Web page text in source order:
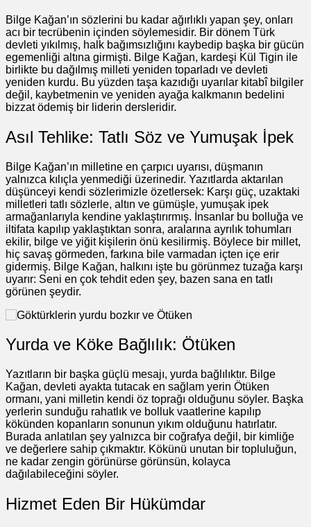
Bilge Kağan’ın sözlerini bu kadar ağırlıklı yapan şey, onları
acı bir tecrübenin içinden söylemesidir. Bir dönem Türk
devleti yıkılmış, halk bağımsızlığını kaybedip başka bir gücün
egemenliği altına girmişti. Bilge Kağan, kardeşi Kül Tigin ile
birlikte bu dağılmış milleti yeniden toparladı ve devleti
yeniden kurdu. Bu yüzden taşa kazıdığı uyarılar kitabî bilgiler
değil, kaybetmenin ve yeniden ayağa kalkmanın bedelini
bizzat ödemiş bir liderin dersleridir.
Asıl Tehlike: Tatlı Söz ve Yumuşak İpek
Bilge Kağan’ın milletine en çarpıcı uyarısı, düşmanın
yalnızca kılıçla yenmediği üzerinedir. Yazıtlarda aktarılan
düşünceyi kendi sözlerimizle özetlersek: Karşı güç, uzaktaki
milletleri tatlı sözlerle, altın ve gümüşle, yumuşak ipek
armağanlarıyla kendine yaklaştırırmış. İnsanlar bu bolluğa ve
iltifata kapılıp yaklaştıktan sonra, aralarına ayrılık tohumları
ekilir, bilge ve yiğit kişilerin önü kesilirmiş. Böylece bir millet,
hiç savaş görmeden, farkına bile varmadan içten içe erir
gidermiş. Bilge Kağan, halkını işte bu görünmez tuzağa karşı
uyarır: Seni en çok tehdit eden şey, bazen sana en tatlı
görünen şeydir.
Yurda ve Köke Bağlılık: Ötüken
Yazıtların bir başka güçlü mesajı, yurda bağlılıktır. Bilge
Kağan, devleti ayakta tutacak en sağlam yerin Ötüken
ormanı, yani milletin kendi öz toprağı olduğunu söyler. Başka
yerlerin sunduğu rahatlık ve bolluk vaatlerine kapılıp
kökünden kopanların sonunun yıkım olduğunu hatırlatır.
Burada anlatılan şey yalnızca bir coğrafya değil, bir kimliğe
ve değerlere sahip çıkmaktır. Kökünü unutan bir topluluğun,
ne kadar zengin görünürse görünsün, kolayca
dağılabileceğini söyler.
Hizmet Eden Bir Hükümdar